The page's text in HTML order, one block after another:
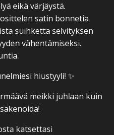
eikä värjäystä.
satin bonnetia
suihketta selvityksen
vähentämiseksi.
hiustyyli! ✨
meikki juhlaan kuin
katsettasi